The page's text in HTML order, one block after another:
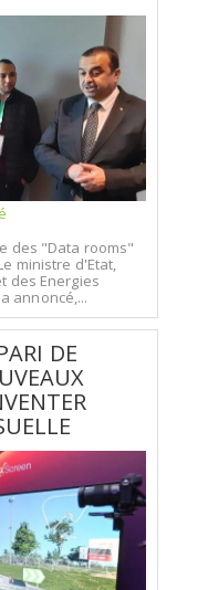
des "Data rooms"
ministre d'Etat,
des Energies
annoncé,...
DE